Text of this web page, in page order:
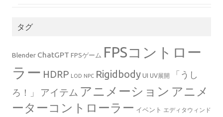
タグ
Blender ChatGPT FPSゲーム FPSコントロー
ラー HDRP LOD NPC Rigidbody UI UV展開
「うし
ろ！」
アイテム アニメーション アニメ
ーターコントローラー イベント エディタウィンド